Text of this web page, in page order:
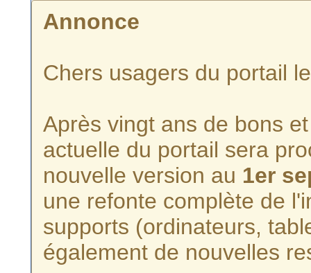
Annonce
Chers usagers du portail
Après vingt ans de bons
actuelle du portail sera
nouvelle version au 1er
une refonte complète de
supports (ordinateurs,
également de nouvelles